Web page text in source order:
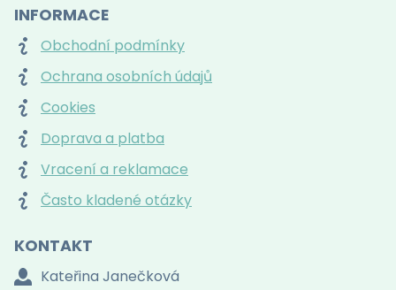
INFORMACE
Obchodní podmínky
Ochrana osobních údajů
Cookies
Doprava a platba
Vracení a reklamace
Často kladené otázky
KONTAKT
Kateřina Janečková